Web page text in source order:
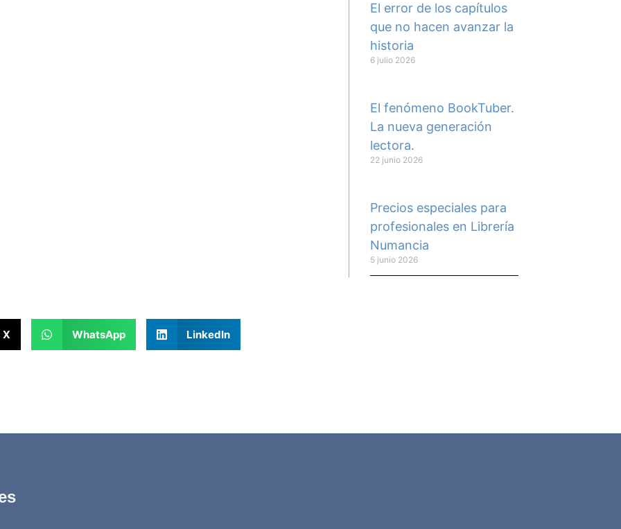
El error de los capítulos
que no hacen avanzar la
historia
6 julio 2026
El fenómeno BookTuber.
La nueva generación
lectora.
22 junio 2026
Precios especiales para
profesionales en Librería
Numancia
5 junio 2026
X WhatsApp LinkedIn